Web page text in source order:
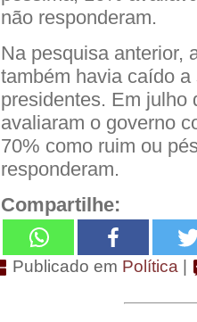
não responderam.
Na pesquisa anterior,
também havia caído
presidentes. Em julho
avaliaram o governo
70% como ruim ou
responderam.
Compartilhe:
Publicado em Política